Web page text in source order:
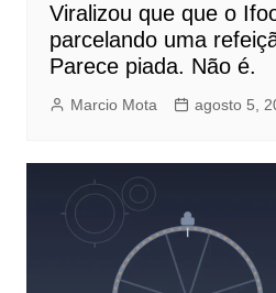
Viralizou que que o
parcelando uma
Parece piada. Não é.
Marcio Mota agosto 5,